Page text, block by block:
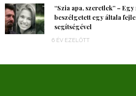
“Szia apa, szeretlek” –
beszélgetett egy általa
segítségével
6 ÉV EZELŐTT